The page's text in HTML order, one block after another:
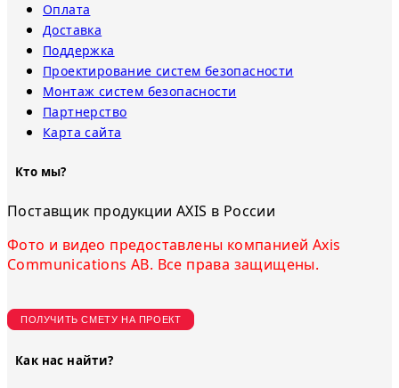
Оплата
Доставка
Поддержка
Проектирование систем безопасности
Монтаж систем безопасности
Партнерство
Карта сайта
Кто мы?
Поставщик продукции AXIS в России
Фото и видео предоставлены компанией Axis
Communications AB. Все права защищены.
ПОЛУЧИТЬ СМЕТУ НА ПРОЕКТ
Как нас найти?